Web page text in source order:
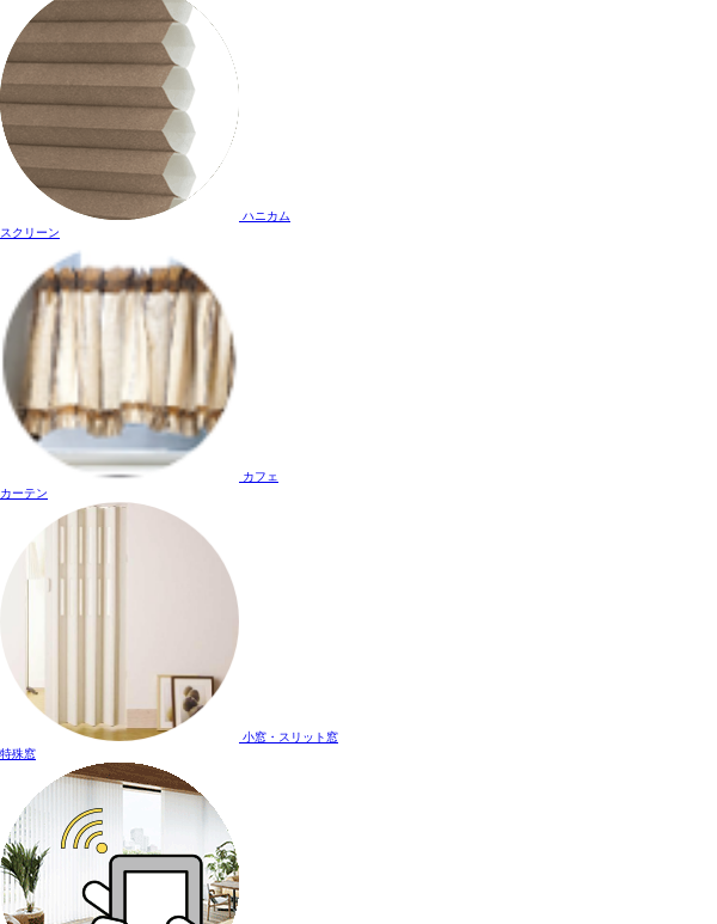
ハニカム
スクリーン
カフェ
カーテン
小窓・スリット窓
特殊窓